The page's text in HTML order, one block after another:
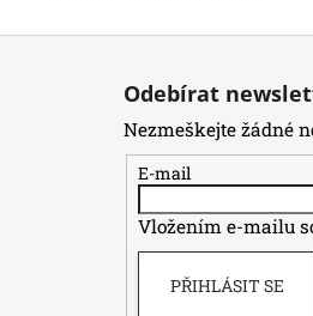
Z
Odebírat
Nezmeškejte žádné
E-mail
Vložením e-mailu
PŘIHLÁSIT SE